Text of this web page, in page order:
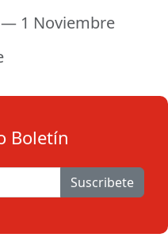
— 1 Noviembre
Boletín
Suscribete